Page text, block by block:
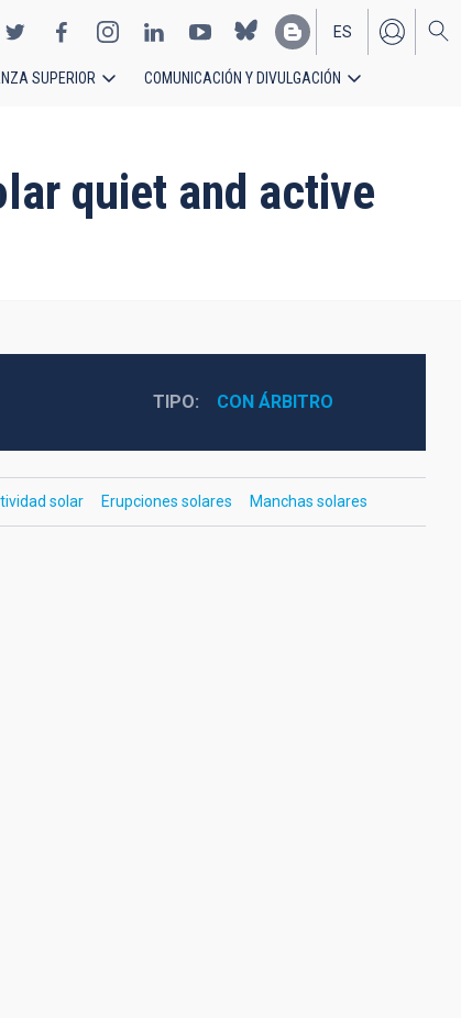
EN
ES
SUPERIOR COMUNICACIÓN Y DIVULGACIÓN
quiet and active
TIPO CON ÁRBITRO
solar Erupciones solares Manchas solares